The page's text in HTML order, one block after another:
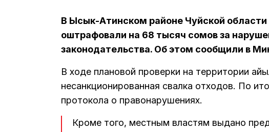
В Ысык-Атинском районе Чуйской
оштрафовали на 68 тысяч сомов за
законодательства. Об этом сообщили в
В ходе плановой проверки на территории
несанкционированная свалка отходов. По
протокола о правонарушениях.
Кроме того, местным властям выдано